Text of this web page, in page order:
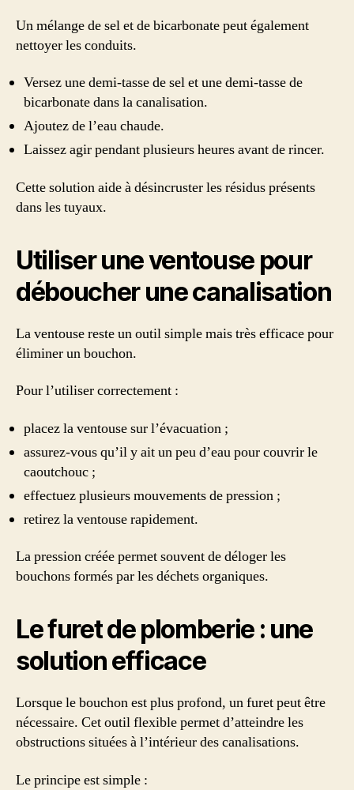
Un mélange de sel et de bicarbonate peut également
nettoyer les conduits.
Versez une demi-tasse de sel et une demi-tasse de
bicarbonate dans la canalisation.
Ajoutez de l’eau chaude.
Laissez agir pendant plusieurs heures avant de rincer.
Cette solution aide à désincruster les résidus présents
dans les tuyaux.
Utiliser une ventouse pour
déboucher une canalisation
La ventouse reste un outil simple mais très efficace pour
éliminer un bouchon.
Pour l’utiliser correctement :
placez la ventouse sur l’évacuation ;
assurez-vous qu’il y ait un peu d’eau pour couvrir le
caoutchouc ;
effectuez plusieurs mouvements de pression ;
retirez la ventouse rapidement.
La pression créée permet souvent de déloger les
bouchons formés par les déchets organiques.
Le furet de plomberie : une
solution efficace
Lorsque le bouchon est plus profond, un furet peut être
nécessaire. Cet outil flexible permet d’atteindre les
obstructions situées à l’intérieur des canalisations.
Le principe est simple :